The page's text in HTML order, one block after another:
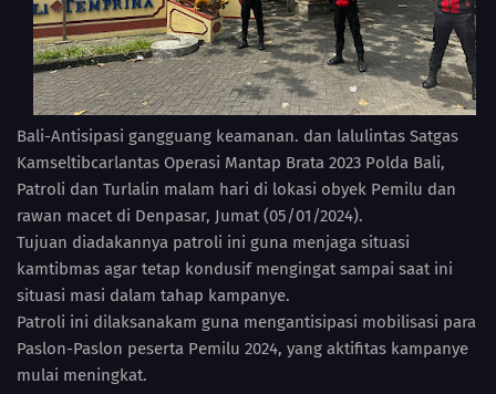
Bali-Antisipasi gangguang keamanan. dan lalulintas Satgas
Kamseltibcarlantas Operasi Mantap Brata 2023 Polda Bali,
Patroli dan Turlalin malam hari di lokasi obyek Pemilu dan
rawan macet di Denpasar, Jumat (05/01/2024).
Tujuan diadakannya patroli ini guna menjaga situasi
kamtibmas agar tetap kondusif mengingat sampai saat ini
situasi masi dalam tahap kampanye.
Patroli ini dilaksanakam guna mengantisipasi mobilisasi para
Paslon-Paslon peserta Pemilu 2024, yang aktifitas kampanye
mulai meningkat.